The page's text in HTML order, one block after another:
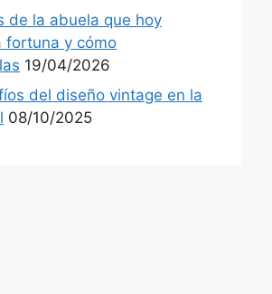
de la abuela que hoy
fortuna y cómo
19/04/2026
del diseño vintage en la
08/10/2025